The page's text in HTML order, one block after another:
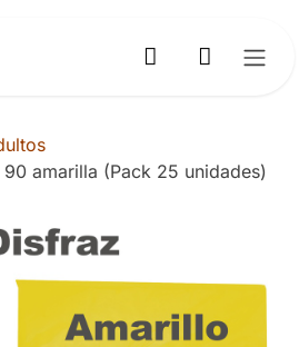
amarilla (Pack 25 unidades)